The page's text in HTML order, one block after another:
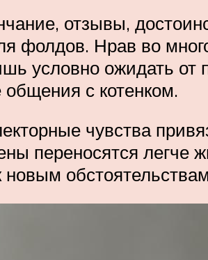
отзывы,
фолдов. Нрав во
условно ожидать от
с котенком.
чувства
переносятся легче